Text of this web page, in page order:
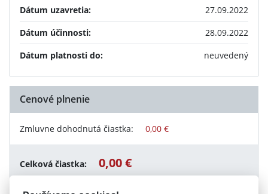
Dátum uzavretia:
27.09.2022
Dátum účinnosti:
28.09.2022
Dátum platnosti do:
neuvedený
Cenové plnenie
Zmluvne dohodnutá čiastka: 0,00 €
Celková čiastka: 0,00 €